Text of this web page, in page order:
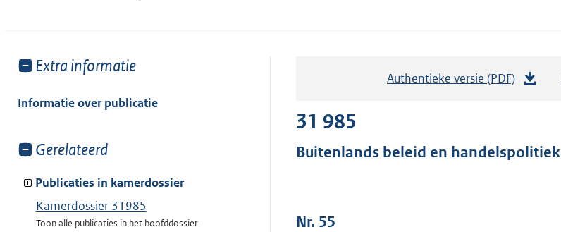
Toon
van:
Extra informatie
Informatie over publicatie
Toon
van:
Gerelateerd
Publicaties in kamerdossier
Kamerdossier 31985
Toon alle publicaties in het hoofddossier
Authentieke versie (PDF)
a
31 985
Buitenlands beleid en handelspolitiek
Nr. 55